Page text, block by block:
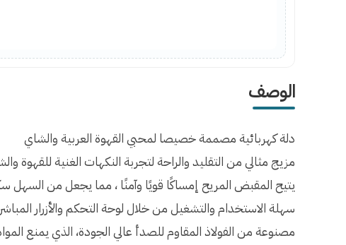
الوصف
دلة كهربائية مصممة خصيصا لمحبي القهوة العربية والشاي
مزيج مثالي من التقليد والراحة لتجربة النكهات الغنية للقهوة
يتيح المقبض المريح إمساكًا قويًا وآمنًا ، مما يجعل من
سهلة الاستخدام والتشغيل من خلال لوحة التحكم والأزرار
مصنوعة من الفولاذ المقاوم للصدأ عالي الجودة، الذي يمنع